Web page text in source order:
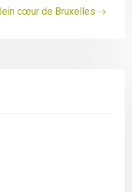
cœur de Bruxelles